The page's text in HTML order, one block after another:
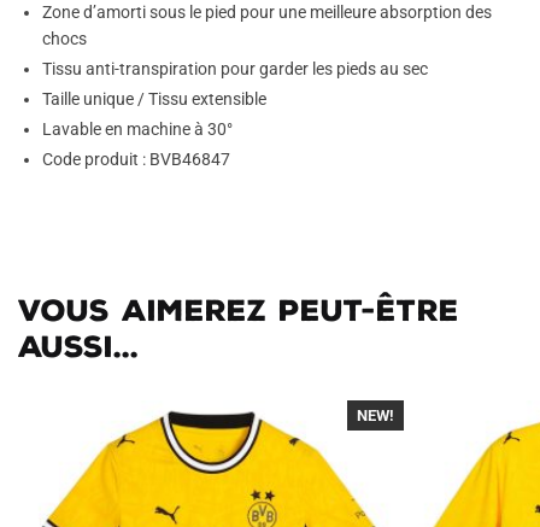
Zone d’amorti sous le pied pour une meilleure absorption des
chocs
Tissu anti-transpiration pour garder les pieds au sec
Taille unique / Tissu extensible
Lavable en machine à 30°
Code produit : BVB46847
Vous aimerez peut-être
aussi...
-40%
NEW!